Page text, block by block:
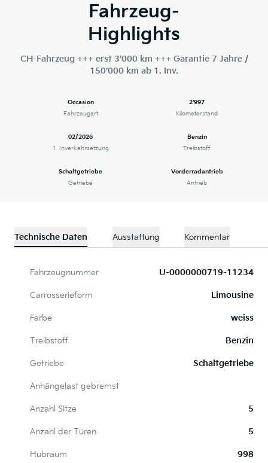
Fahrzeug-
Highlights
CH-Fahrzeug +++ erst 3'000 km +++ Garantie 7 Jahre /
150'000 km ab 1. Inv.
Occasion
Fahrzeugart
2'997
Kilometerstand
02/2026
1. Inverkehrsetzung
Benzin
Treibstoff
Schaltgetriebe
Getriebe
Vorderradantrieb
Antrieb
Technische Daten Ausstattung Kommentar
Fahrzeugnummer U-0000000719-11234
Carrosserieform Limousine
Farbe weiss
Treibstoff Benzin
Getriebe Schaltgetriebe
Anhängelast gebremst
Anzahl Sitze 5
Anzahl der Türen 5
Hubraum 998